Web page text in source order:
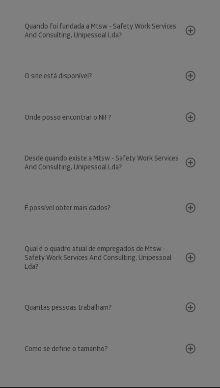
Quando foi fundada a Mtsw - Safety Work Services
And Consulting, Unipessoal Lda?
O site está disponível?
Onde posso encontrar o NIF?
Desde quando existe a Mtsw - Safety Work Services
And Consulting, Unipessoal Lda?
É possível obter mais dados?
Qual é o quadro atual de empregados de Mtsw -
Safety Work Services And Consulting, Unipessoal
Lda?
Quantas pessoas trabalham?
Como se define o tamanho?